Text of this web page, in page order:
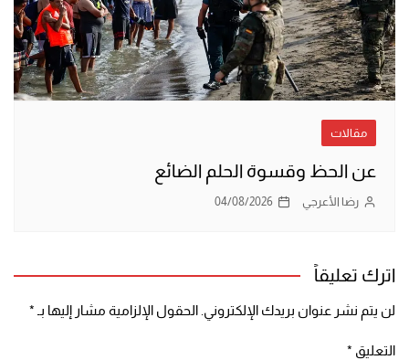
مقالات
عن الحظ وقسوة الحلم الضائع
رضا الأعرجي 04/08/2026
اترك تعليقاً
لن يتم نشر عنوان بريدك الإلكتروني.الحقول الإلزامية مشار إليها بـ *
التعليق *